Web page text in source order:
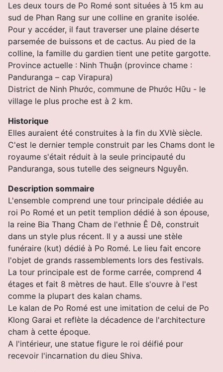
Les deux tours de Po Romé sont situées à 15 km au
sud de Phan Rang sur une colline en granite isolée.
Pour y accéder, il faut traverser une plaine déserte
parsemée de buissons et de cactus. Au pied de la
colline, la famille du gardien tient une petite gargotte.
Province actuelle : Ninh Thuận (province chame :
Panduranga – cap Virapura)
District de Ninh Phước, commune de Phước Hữu - le
village le plus proche est à 2 km.
Historique
Elles auraient été construites à la fin du XVIè siècle.
C'est le dernier temple construit par les Chams dont le
royaume s'était réduit à la seule principauté du
Panduranga, sous tutelle des seigneurs Nguyễn.
Description sommaire
L'ensemble comprend une tour principale dédiée au
roi Po Romé et un petit templion dédié à son épouse,
la reine Bia Thang Cham de l'ethnie Ê Dê, construit
dans un style plus récent. Il y a aussi une stèle
funéraire (kut) dédié à Po Romé. Le lieu fait encore
l'objet de grands rassemblements lors des festivals.
La tour principale est de forme carrée, comprend 4
étages et fait 8 mètres de haut. Elle s'ouvre à l'est
comme la plupart des kalan chams.
Le kalan de Po Romé est une imitation de celui de Po
Klong Garai et reflète la décadence de l'architecture
cham à cette époque.
A l'intérieur, une statue figure le roi déifié pour
recevoir l'incarnation du dieu Shiva.